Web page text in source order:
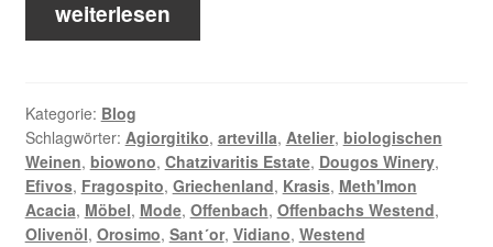
weiterlesen
Kategorie: Blog
Schlagwörter: Agiorgitiko, artevilla, Atelier, biologischen
Weinen, biowono, Chatzivaritis Estate, Dougos Winery,
Efivos, Fragospito, Griechenland, Krasis, Meth'Imon
Acacia, Möbel, Mode, Offenbach, Offenbachs Westend,
Olivenöl, Orosimo, Sant´or, Vidiano, Westend